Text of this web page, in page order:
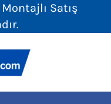
Satış